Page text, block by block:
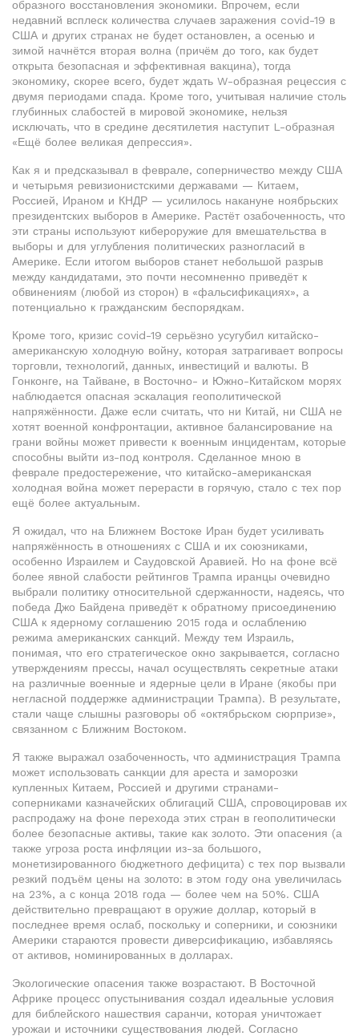
образного восстановления экономики. Впрочем, если
недавний всплеск количества случаев заражения covid-19 в
США и других странах не будет остановлен, а осенью и
зимой начнётся вторая волна (причём до того, как будет
открыта безопасная и эффективная вакцина), тогда
экономику, скорее всего, будет ждать W-образная рецессия с
двумя периодами спада. Кроме того, учитывая наличие столь
глубинных слабостей в мировой экономике, нельзя
исключать, что в средине десятилетия наступит L-образная
«Ещё более великая депрессия».
Как я и предсказывал в феврале, соперничество между США
и четырьмя ревизионистскими державами — Китаем,
Россией, Ираном и КНДР — усилилось накануне ноябрьских
президентских выборов в Америке. Растёт озабоченность, что
эти страны используют кибероружие для вмешательства в
выборы и для углубления политических разногласий в
Америке. Если итогом выборов станет небольшой разрыв
между кандидатами, это почти несомненно приведёт к
обвинениям (любой из сторон) в «фальсификациях», а
потенциально к гражданским беспорядкам.
Кроме того, кризис covid-19 серьёзно усугубил китайско-
американскую холодную войну, которая затрагивает вопросы
торговли, технологий, данных, инвестиций и валюты. В
Гонконге, на Тайване, в Восточно- и Южно-Китайском морях
наблюдается опасная эскалация геополитической
напряжённости. Даже если считать, что ни Китай, ни США не
хотят военной конфронтации, активное балансирование на
грани войны может привести к военным инцидентам, которые
способны выйти из-под контроля. Сделанное мною в
феврале предостережение, что китайско-американская
холодная война может перерасти в горячую, стало с тех пор
ещё более актуальным.
Я ожидал, что на Ближнем Востоке Иран будет усиливать
напряжённость в отношениях с США и их союзниками,
особенно Израилем и Саудовской Аравией. Но на фоне всё
более явной слабости рейтингов Трампа иранцы очевидно
выбрали политику относительной сдержанности, надеясь, что
победа Джо Байдена приведёт к обратному присоединению
США к ядерному соглашению 2015 года и ослаблению
режима американских санкций. Между тем Израиль,
понимая, что его стратегическое окно закрывается, согласно
утверждениям прессы, начал осуществлять секретные атаки
на различные военные и ядерные цели в Иране (якобы при
негласной поддержке администрации Трампа). В результате,
стали чаще слышны разговоры об «октябрьском сюрпризе»,
связанном с Ближним Востоком.
Я также выражал озабоченность, что администрация Трампа
может использовать санкции для ареста и заморозки
купленных Китаем, Россией и другими странами-
соперниками казначейских облигаций США, спровоцировав их
распродажу на фоне перехода этих стран в геополитически
более безопасные активы, такие как золото. Эти опасения (а
также угроза роста инфляции из-за большого,
монетизированного бюджетного дефицита) с тех пор вызвали
резкий подъём цены на золото: в этом году она увеличилась
на 23%, а с конца 2018 года — более чем на 50%. США
действительно превращают в оружие доллар, который в
последнее время ослаб, поскольку и соперники, и союзники
Америки стараются провести диверсификацию, избавляясь
от активов, номинированных в долларах.
Экологические опасения также возрастают. В Восточной
Африке процесс опустынивания создал идеальные условия
для библейского нашествия саранчи, которая уничтожает
урожаи и источники существования людей. Согласно